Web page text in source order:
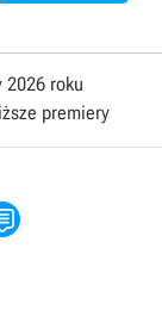
2026 roku
premiery